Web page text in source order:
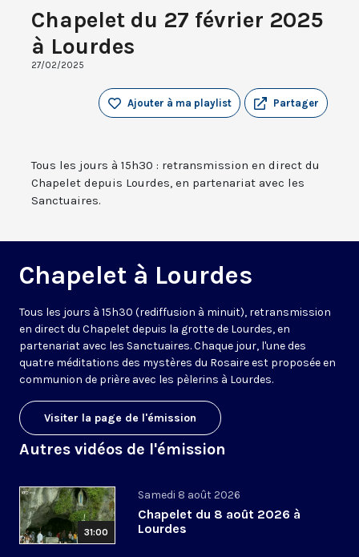
Chapelet du 27 février 2025
à Lourdes
27/02/2025
Partager
Ajouter à ma playlist
Tous les jours à 15h30 : retransmission en direct du
Chapelet depuis Lourdes, en partenariat avec les
Sanctuaires.
Chapelet à Lourdes
Tous les jours à 15h30 (rediffusion à minuit), retransmission
en direct du Chapelet depuis la grotte de Lourdes, en
partenariat avec les Sanctuaires. Chaque jour, l'une des
quatre méditations des mystères du Rosaire est proposée en
communion de prière avec les pèlerins à Lourdes.
Visiter la page de l'émission
Autres vidéos de l'émission
31:00
Samedi 8 août 2026
Chapelet du 8 août 2026 à
Lourdes